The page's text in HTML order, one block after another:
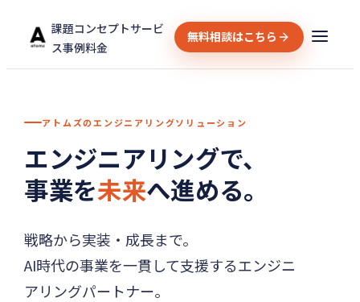
課題コンセプトサービ
ス事例料金
無料相談はこちら
アトムズのエンジニアリングソリューション
エンジニアリングで、
事業を未来へ進める。
戦略から実装・成長まで。
AI時代の事業を一貫して支援するエンジニ
アリングパートナー。